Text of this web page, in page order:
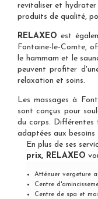
revitaliser et hydrater
produits de qualité,
RELAXEO est
Fontaine-le-Comte,
le hammam et le
peuvent profiter
relaxation et soins.
Lesmassages à
sont conçus pour
du corps. Différentes
adaptées aux besoins
En plus de ses
prix, RELAXEO
Atténuer vergeture
Centre
Centre de spa et